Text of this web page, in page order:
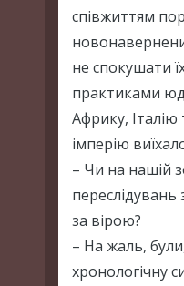
співжиттям
не спокушати
практиками
Африку,
імперію
– Чи на нашій
переслідувань
за вірою?
– На жаль,
хронологічну